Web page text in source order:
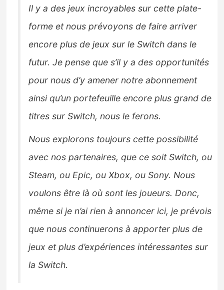
Il y a des jeux incroyables sur cette plate-
forme et nous prévoyons de faire arriver
encore plus de jeux sur le Switch dans le
futur. Je pense que s’il y a des opportunités
pour nous d’y amener notre abonnement
ainsi qu’un portefeuille encore plus grand de
titres sur Switch, nous le ferons.
Nous explorons toujours cette possibilité
avec nos partenaires, que ce soit Switch, ou
Steam, ou Epic, ou Xbox, ou Sony. Nous
voulons être là où sont les joueurs. Donc,
même si je n’ai rien à annoncer ici, je prévois
que nous continuerons à apporter plus de
jeux et plus d’expériences intéressantes sur
la Switch.